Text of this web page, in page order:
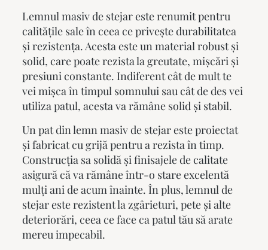
Lemnul masiv de stejar este renumit pentru
calitățile sale în ceea ce privește durabilitatea
și rezistența. Acesta este un material robust și
solid, care poate rezista la greutate, mișcări și
presiuni constante. Indiferent cât de mult te
vei mișca în timpul somnului sau cât de des vei
utiliza patul, acesta va rămâne solid și stabil.
Un pat din lemn masivde stejar este proiectat
și fabricat cu grijă pentru a rezista în timp.
Construcția sa solidă și finisajele de calitate
asigură că va rămâne într-o stare excelentă
mulți ani de acum înainte. În plus, lemnul de
stejar este rezistent la zgârieturi, pete și alte
deteriorări, ceea ce face ca patul tău să arate
mereu impecabil.